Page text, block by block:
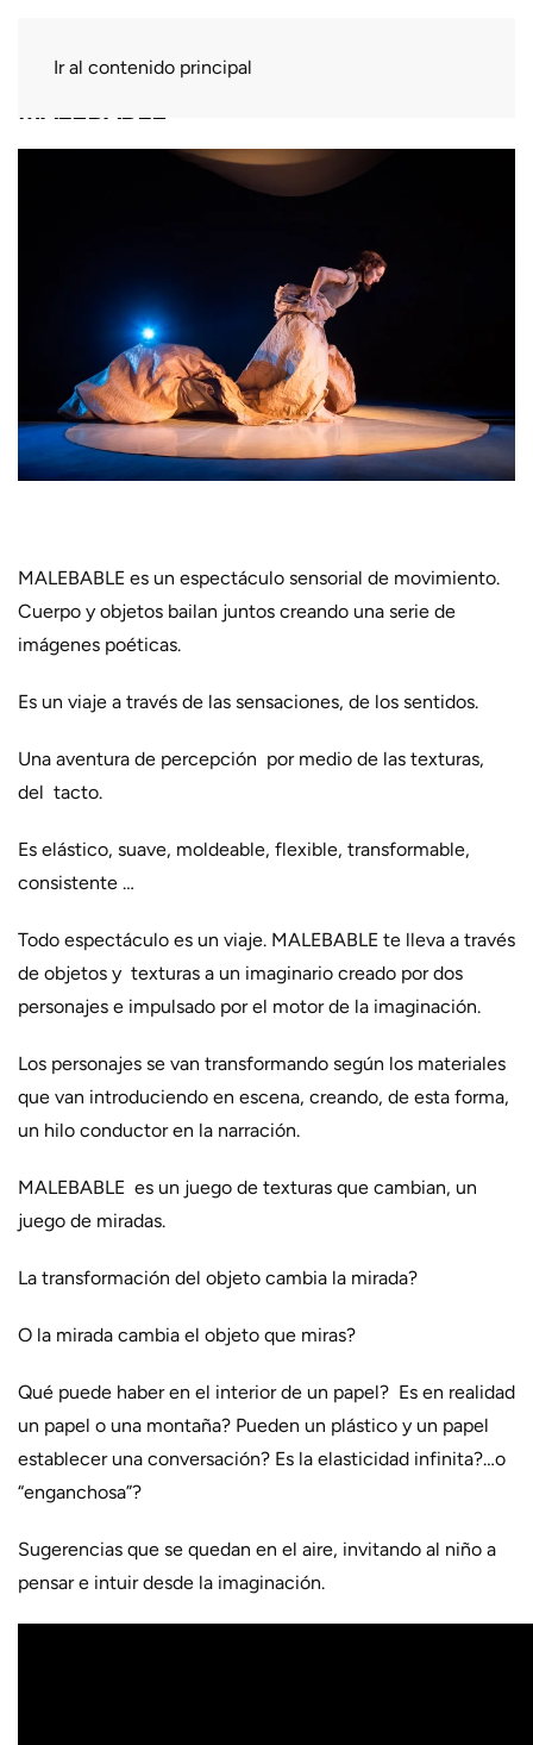
Ir al contenido principal
MALEBABLE
MALEBABLE es un espectáculo sensorial de movimiento.
Cuerpo y objetos bailan juntos creando una serie de
imágenes poéticas.
Es un viaje a través de las sensaciones, de los sentidos.
Una aventura de percepción por medio de las texturas,
del tacto.
Es elástico, suave, moldeable, flexible, transformable,
consistente …
Todo espectáculo es un viaje. MALEBABLE te lleva a través
de objetos y texturas a un imaginario creado por dos
personajes e impulsado por el motor de la imaginación.
Los personajes se van transformando según los materiales
que van introduciendo en escena, creando, de esta forma,
un hilo conductor en la narración.
MALEBABLE es un juego de texturas que cambian, un
juego de miradas.
La transformación del objeto cambia la mirada?
O la mirada cambia el objeto que miras?
Qué puede haber en el interior de un papel? Es en realidad
un papel o una montaña? Pueden un plástico y un papel
establecer una conversación? Es la elasticidad infinita?…o
“enganchosa”?
Sugerencias que se quedan en el aire, invitando al niño a
pensar e intuir desde la imaginación.